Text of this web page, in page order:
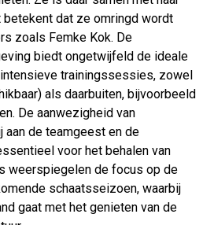
betekent dat ze omringd wordt
zoals Femke Kok. De
biedt ongetwijfeld de ideale
trainingssessies, zowel
als daarbuiten, bijvoorbeeld
De aanwezigheid van
aan de teamgeest en de
voor het behalen van
weerspiegelen de focus op de
schaatsseizoen, waarbij
gaat met het genieten van de